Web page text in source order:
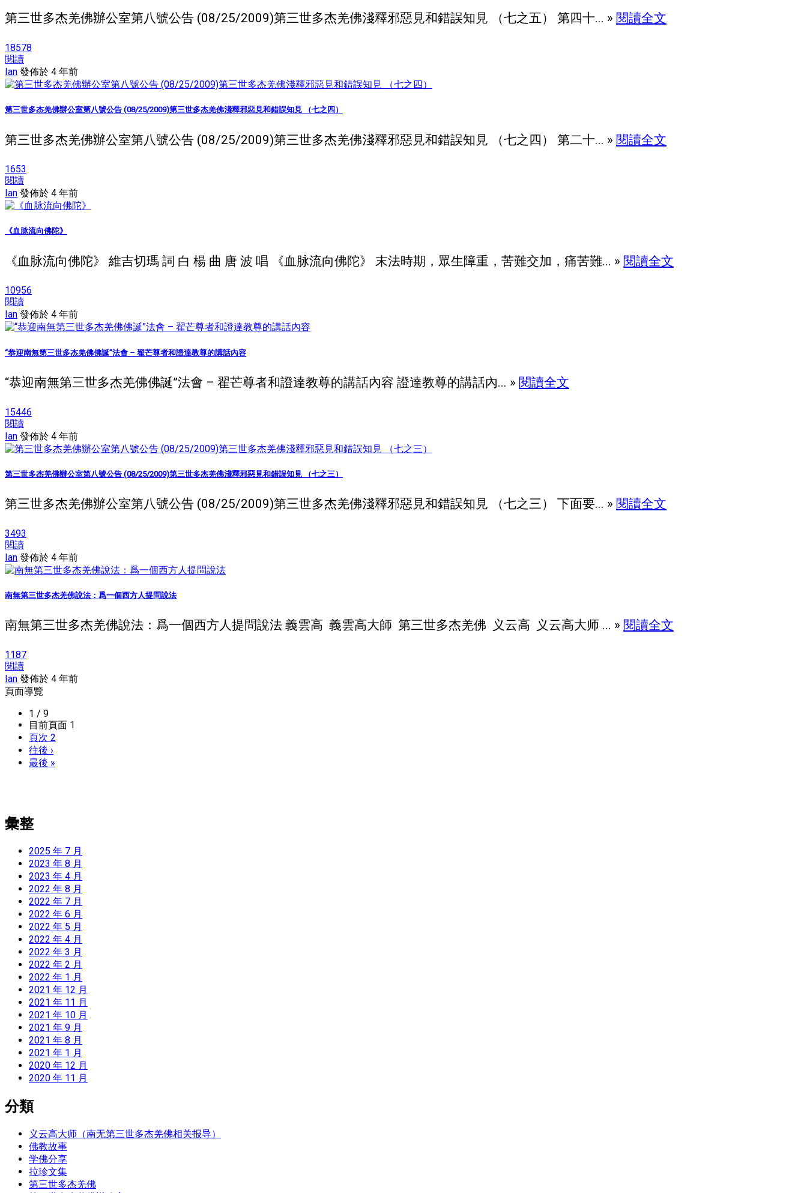
第三世多杰羌佛辦公室第八號公告 (08/25/2009)第三世多杰羌佛淺釋邪惡見和錯誤知見 （七之五） 第四十... » 閱讀全文
18578
閱讀
Ian 發佈於 4 年前
第三世多杰羌佛辦公室第八號公告 (08/25/2009)第三世多杰羌佛淺釋邪惡見和錯誤知見 （七之四）
第三世多杰羌佛辦公室第八號公告 (08/25/2009)第三世多杰羌佛淺釋邪惡見和錯誤知見 （七之四） 第二十... » 閱讀全文
1653
閱讀
Ian 發佈於 4 年前
《血脉流向佛陀》
《血脉流向佛陀》 維吉切瑪 詞 白 楊 曲 唐 波 唱 《血脉流向佛陀》 末法時期，眾生障重，苦難交加，痛苦難... » 閱讀全文
10956
閱讀
Ian 發佈於 4 年前
“恭迎南無第三世多杰羌佛佛誕”法會 – 翟芒尊者和證達教尊的講話內容
“恭迎南無第三世多杰羌佛佛誕”法會 – 翟芒尊者和證達教尊的講話內容 證達教尊的講話內... » 閱讀全文
15446
閱讀
Ian 發佈於 4 年前
第三世多杰羌佛辦公室第八號公告 (08/25/2009)第三世多杰羌佛淺釋邪惡見和錯誤知見 （七之三）
第三世多杰羌佛辦公室第八號公告 (08/25/2009)第三世多杰羌佛淺釋邪惡見和錯誤知見 （七之三） 下面要... » 閱讀全文
3493
閱讀
Ian 發佈於 4 年前
南無第三世多杰羌佛說法：爲一個西方人提問說法
南無第三世多杰羌佛說法：爲一個西方人提問說法 義雲高 義雲高大師 第三世多杰羌佛 义云高 义云高大师 ... » 閱讀全文
1187
閱讀
Ian 發佈於 4 年前
頁面導覽
1 / 9
目前頁面 1
頁次 2
往後 ›
最後 »
彙整
2025 年 7 月
2023 年 8 月
2023 年 4 月
2022 年 8 月
2022 年 7 月
2022 年 6 月
2022 年 5 月
2022 年 4 月
2022 年 3 月
2022 年 2 月
2022 年 1 月
2021 年 12 月
2021 年 11 月
2021 年 10 月
2021 年 9 月
2021 年 8 月
2021 年 1 月
2020 年 12 月
2020 年 11 月
分類
义云高大师（南无第三世多杰羌佛相关报导）
佛教故事
学佛分享
拉珍文集
第三世多杰羌佛